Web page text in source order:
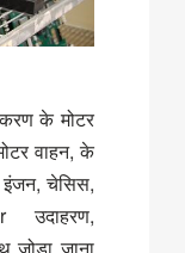
के मोटर
वाहन, के
इंजन, चेसिस,
उदाहरण,
जोड़ा जाना